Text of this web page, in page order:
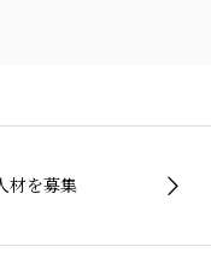
材を募集